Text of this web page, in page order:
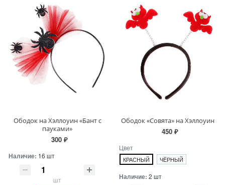
Ободок на Хэллоуин «Бант с
пауками»
300 ₽
Наличие: 16 шт
шт
Ободок «Совята» на Хэллоуин
450 ₽
Цвет
КРАСНЫЙ ЧЁРНЫЙ
Наличие: 2 шт